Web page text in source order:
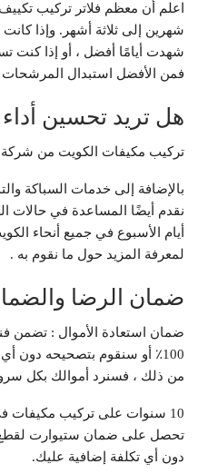
اعلم أن معظم فلاتر تركيب
شهرين إلى ثلاثة أشهر. وإذا
شهدت أيامًا أفضل ، أو إذا كنت
فمن الأفضل استبدال
هل تريد تحسين
تركيب مكيفات الكويت من شركة
بالإضافة إلى خدمات السباكة
نقدم أيضًا المساعدة في حالات
أيام الأسبوع في جميع أنحاء
لمعرفة المزيد حول ما نقوم به .
ضمان الرضا
ضمان استعادة الأموال : تضمن
100٪ أو سنقوم بتصحيحه دون
من ذلك ، فسنرد أموالك بكل
10 سنوات على تركيب مكيفات
دون أي تكلفة إضافية عليك.